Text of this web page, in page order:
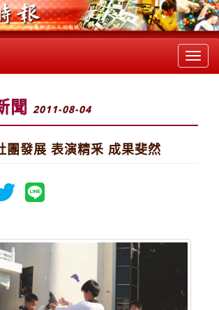
聞 2011-08-04
團發展 表演精釆 成果斐然